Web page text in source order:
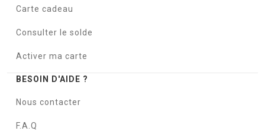
Carte cadeau
Consulter le solde
Activer ma carte
BESOIN D'AIDE ?
Nous contacter
F.A.Q